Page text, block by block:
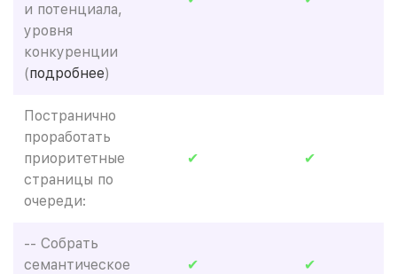
и потенциала,
уровня
конкуренции
(подробнее)
Постранично
проработать
приоритетные
страницы по
очереди:
✔ ✔
-- Собрать
семантическое
✔ ✔